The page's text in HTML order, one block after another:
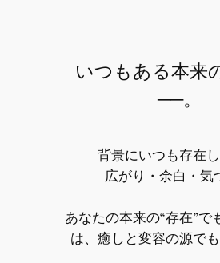
いつもある本来
──。
背景にいつも存在
広がり・余白・気
あなたの本来の“存在”で
は、癒しと変容の源でも